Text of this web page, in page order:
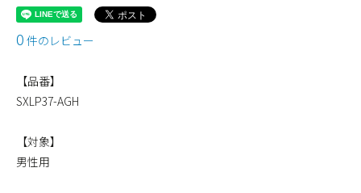
0 件のレビュー
【品番】
SXLP37-AGH
【対象】
男性用